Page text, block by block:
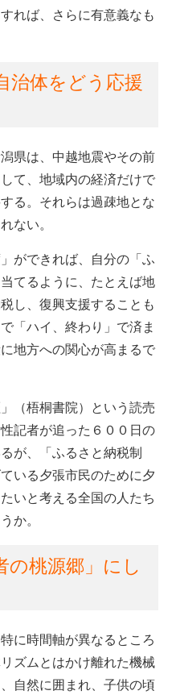
れば、さらに有意義なも
治体をどう応援
県は、中越地震やその前
て、地域内の経済だけで
る。それらは過疎地とな
ない。
ができれば、自分の「ふ
てるように、たとえば地
し、復興支援することも
「ハイ、終わり」で済ま
地方への関心が高まるで
（梧桐書院）という読売
記者が追った６００日の
が、「ふるさと納税制
いる夕張市民のために夕
いと考える全国の人たち
か。
の桃源郷」にし
に時間軸が異なるところ
ズムとはかけ離れた機械
自然に囲まれ、子供の頃